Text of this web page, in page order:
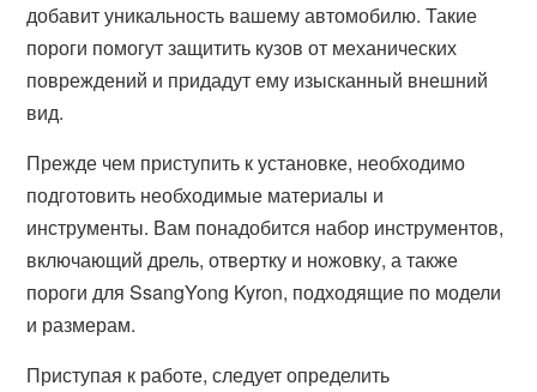
добавит уникальность вашему автомобилю. Такие
пороги помогут защитить кузов от механических
повреждений и придадут ему изысканный внешний
вид.
Прежде чем приступить к установке, необходимо
подготовить необходимые материалы и
инструменты. Вам понадобится набор инструментов,
включающий дрель, отвертку и ножовку, а также
пороги для SsangYong Kyron, подходящие по модели
и размерам.
Приступая к работе, следует определить